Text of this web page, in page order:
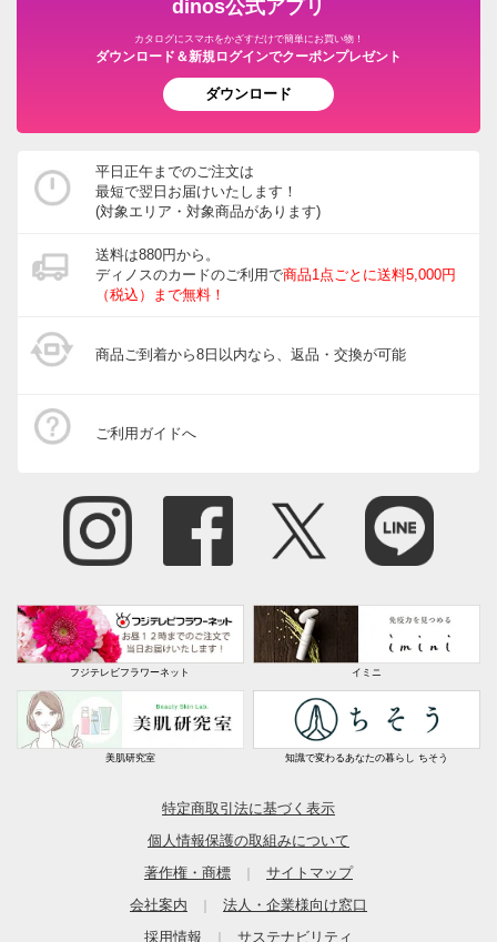
dinos公式アプリ
カタログにスマホをかざすだけで簡単にお買い物！
ダウンロード＆新規ログインでクーポンプレゼント
ダウンロード
平日正午までのご注文は
最短で翌日お届けいたします！
(対象エリア・対象商品があります)
送料は880円から。
ディノスのカードのご利用で商品1点ごとに送料5,000円
（税込）まで無料！
商品ご到着から8日以内なら、返品・交換が可能
ご利用ガイドへ
フジテレビフラワーネット イミニ
美肌研究室 知識で変わるあなたの暮らし ちそう
特定商取引法に基づく表示
個人情報保護の取組みについて
著作権・商標
サイトマップ
会社案内
法人・企業様向け窓口
採用情報
サステナビリティ